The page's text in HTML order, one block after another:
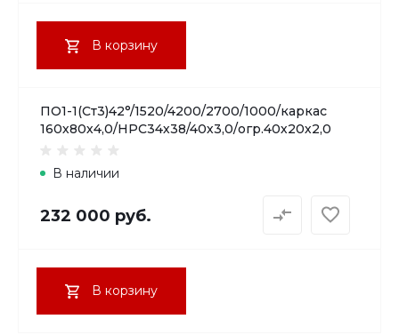
В корзину
ПО1-1(Ст3)42°/1520/4200/2700/1000/каркас
160х80х4,0/НРС34х38/40х3,0/огр.40х20х2,0
В наличии
232 000 руб.
В корзину